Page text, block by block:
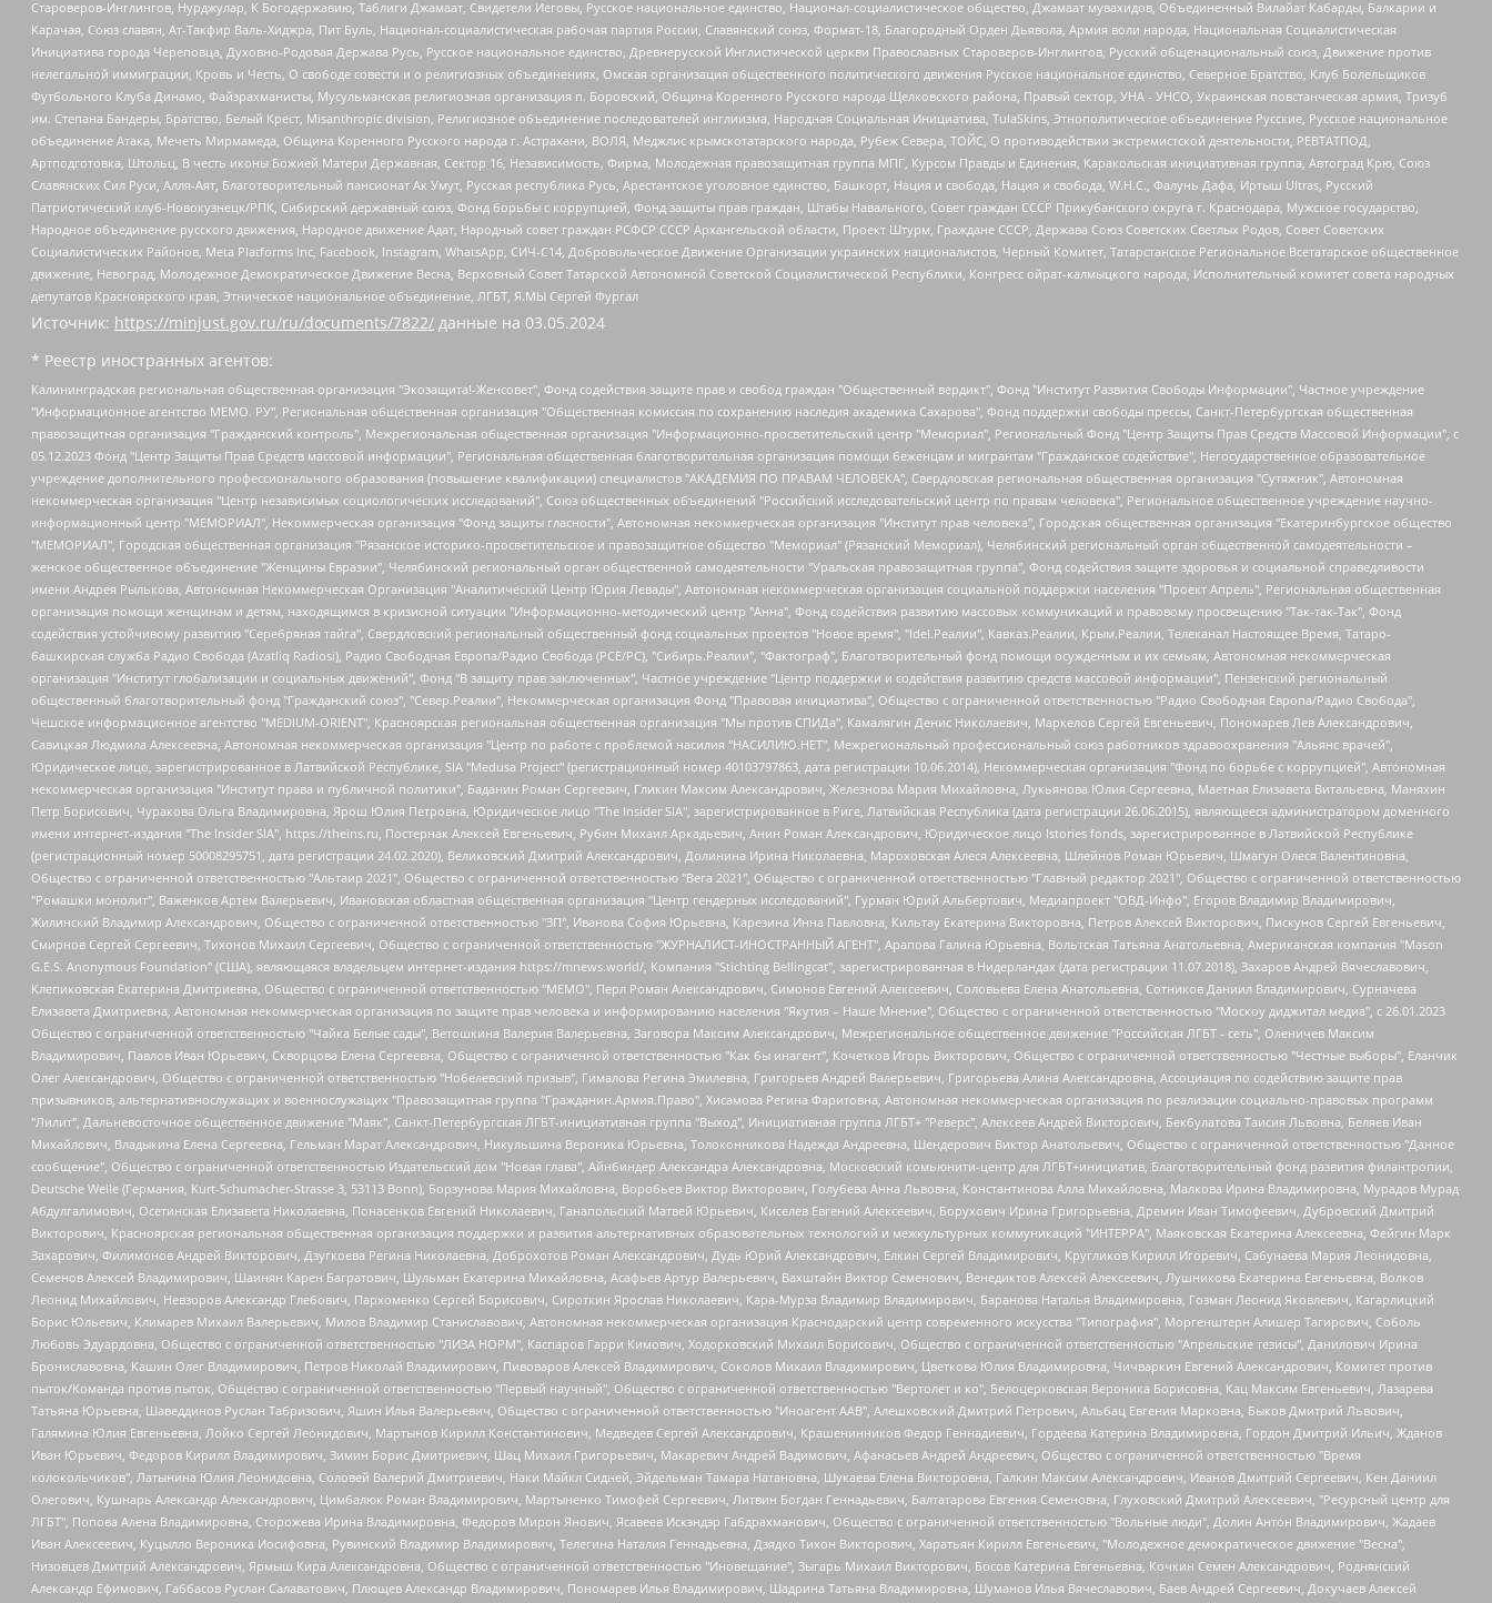
Староверов-Инглингов, Нурджулар, К Богодержавию, Таблиги Джамаат, Свидетели Иеговы, Русское национальное единство, Национал-социалистическое общество, Джамаат мувахидов, Объединенный Вилайат Кабарды, Балкарии и
Карачая, Союз славян, Ат-Такфир Валь-Хиджра, Пит Буль, Национал-социалистическая рабочая партия России, Славянский союз, Формат-18, Благородный Орден Дьявола, Армия воли народа, Национальная Социалистическая
Инициатива города Череповца, Духовно-Родовая Держава Русь, Русское национальное единство, Древнерусской Инглистической церкви Православных Староверов-Инглингов, Русский общенациональный союз, Движение против
нелегальной иммиграции, Кровь и Честь, О свободе совести и о религиозных объединениях, Омская организация общественного политического движения Русское национальное единство, Северное Братство, Клуб Болельщиков
Футбольного Клуба Динамо, Файзрахманисты, Мусульманская религиозная организация п. Боровский, Община Коренного Русского народа Щелковского района, Правый сектор, УНА - УНСО, Украинская повстанческая армия, Тризуб
им. Степана Бандеры, Братство, Белый Крест, Misanthropic division, Религиозное объединение последователей инглиизма, Народная Социальная Инициатива, TulaSkins, Этнополитическое объединение Русские, Русское национальное
объединение Атака, Мечеть Мирмамеда, Община Коренного Русского народа г. Астрахани, ВОЛЯ, Меджлис крымскотатарского народа, Рубеж Севера, ТОЙС, О противодействии экстремистской деятельности, РЕВТАТПОД,
Артподготовка, Штольц, В честь иконы Божией Матери Державная, Сектор 16, Независимость, Фирма, Молодежная правозащитная группа МПГ, Курсом Правды и Единения, Каракольская инициативная группа, Автоград Крю, Союз
Славянских Сил Руси, Алля-Аят, Благотворительный пансионат Ак Умут, Русская республика Русь, Арестантское уголовное единство, Башкорт, Нация и свобода, Нация и свобода, W.H.С., Фалунь Дафа, Иртыш Ultras, Русский
Патриотический клуб-Новокузнецк/РПК, Сибирский державный союз, Фонд борьбы с коррупцией, Фонд защиты прав граждан, Штабы Навального, Совет граждан СССР Прикубанского округа г. Краснодара, Мужское государство,
Народное объединение русского движения, Народное движение Адат, Народный совет граждан РСФСР СССР Архангельской области, Проект Штурм, Граждане СССР, Держава Союз Советских Светлых Родов, Совет Советских
Социалистических Районов, Meta Platforms Inc, Facebook, Instagram, WhatsApp, СИЧ-С14, Добровольческое Движение Организации украинских националистов, Черный Комитет, Татарстанское Региональное Всетатарское общественное
движение, Невоград, Молодежное Демократическое Движение Весна, Верховный Совет Татарской Автономной Советской Социалистической Республики, Конгресс ойрат-калмыцкого народа, Исполнительный комитет совета народных
депутатов Красноярского края, Этническое национальное объединение, ЛГБТ, Я.МЫ Сергей Фургал
Источник: https://minjust.gov.ru/ru/documents/7822/ данные на 03.05.2024
* Реестр иностранных агентов:
Калининградская региональная общественная организация "Экозащита!-Женсовет", Фонд содействия защите прав и свобод граждан "Общественный вердикт", Фонд "Институт Развития Свободы Информации", Частное учреждение "Информационное агентство МЕМО. РУ", Региональная общественная организация "Общественная комиссия по сохранению наследия академика Сахарова", Фонд поддержки свободы прессы, Санкт-Петербургская общественная правозащитная организация "Гражданский контроль", Межрегиональная общественная организация "Информационно-просветительский центр "Мемориал", Региональный Фонд "Центр Защиты Прав Средств Массовой Информации", с 05.12.2023 Фонд "Центр Защиты Прав Средств массовой информации", Региональная общественная благотворительная организация помощи беженцам и мигрантам "Гражданское содействие", Негосударственное образовательное учреждение дополнительного профессионального образования (повышение квалификации) специалистов "АКАДЕМИЯ ПО ПРАВАМ ЧЕЛОВЕКА", Свердловская региональная общественная организация "Сутяжник", Автономная некоммерческая организация "Центр независимых социологических исследований", Союз общественных объединений "Российский исследовательский центр по правам человека", Региональное общественное учреждение научно-информационный центр "МЕМОРИАЛ", Некоммерческая организация "Фонд защиты гласности", Автономная некоммерческая организация "Институт прав человека", Городская общественная организация "Екатеринбургское общество "МЕМОРИАЛ", Городская общественная организация "Рязанское историко-просветительское и правозащитное общество "Мемориал" (Рязанский Мемориал), Челябинский региональный орган общественной самодеятельности – женское общественное объединение "Женщины Евразии", Челябинский региональный орган общественной самодеятельности "Уральская правозащитная группа", Фонд содействия защите здоровья и социальной справедливости имени Андрея Рылькова, Автономная Некоммерческая Организация "Аналитический Центр Юрия Левады", Автономная некоммерческая организация социальной поддержки населения "Проект Апрель", Региональная общественная организация помощи женщинам и детям, находящимся в кризисной ситуации "Информационно-методический центр "Анна", Фонд содействия развитию массовых коммуникаций и правовому просвещению "Так-так-Так", Фонд содействия устойчивому развитию "Серебряная тайга", Свердловский региональный общественный фонд социальных проектов "Новое время", "Idel.Реалии", Кавказ.Реалии, Крым.Реалии, Телеканал Настоящее Время, Татаро-башкирская служба Радио Свобода (Azatliq Radiosi), Радио Свободная Европа/Радио Свобода (PCE/PC), "Сибирь.Реалии", "Фактограф", Благотворительный фонд помощи осужденным и их семьям, Автономная некоммерческая организация "Институт глобализации и социальных движений", Фонд "В защиту прав заключенных", Частное учреждение "Центр поддержки и содействия развитию средств массовой информации", Пензенский региональный общественный благотворительный фонд "Гражданский союз", "Север.Реалии", Некоммерческая организация Фонд "Правовая инициатива", Общество с ограниченной ответственностью "Радио Свободная Европа/Радио Свобода", Чешское информационное агентство "MEDIUM-ORIENT", Красноярская региональная общественная организация "Мы против СПИДа", Камалягин Денис Николаевич, Маркелов Сергей Евгеньевич, Пономарев Лев Александрович, Савицкая Людмила Алексеевна, Автономная некоммерческая организация "Центр по работе с проблемой насилия "НАСИЛИЮ.НЕТ", Межрегиональный профессиональный союз работников здравоохранения "Альянс врачей", Юридическое лицо, зарегистрированное в Латвийской Республике, SIA "Medusa Project" (регистрационный номер 40103797863, дата регистрации 10.06.2014), Некоммерческая организация "Фонд по борьбе с коррупцией", Автономная некоммерческая организация "Институт права и публичной политики", Баданин Роман Сергеевич, Гликин Максим Александрович, Железнова Мария Михайловна, Лукьянова Юлия Сергеевна, Маетная Елизавета Витальевна, Маняхин Петр Борисович, Чуракова Ольга Владимировна, Ярош Юлия Петровна, Юридическое лицо "The Insider SIA", зарегистрированное в Риге, Латвийская Республика (дата регистрации 26.06.2015), являющееся администратором доменного имени интернет-издания "The Insider SIA", https://theins.ru, Постернак Алексей Евгеньевич, Рубин Михаил Аркадьевич, Анин Роман Александрович, Юридическое лицо Istories fonds, зарегистрированное в Латвийской Республике (регистрационный номер 50008295751, дата регистрации 24.02.2020), Великовский Дмитрий Александрович, Долинина Ирина Николаевна, Мароховская Алеся Алексеевна, Шлейнов Роман Юрьевич, Шмагун Олеся Валентиновна, Общество с ограниченной ответственностью "Альтаир 2021", Общество с ограниченной ответственностью "Вега 2021", Общество с ограниченной ответственностью "Главный редактор 2021", Общество с ограниченной ответственностью "Ромашки монолит", Важенков Артем Валерьевич, Ивановская областная общественная организация "Центр гендерных исследований", Гурман Юрий Альбертович, Медиапроект "ОВД-Инфо", Егоров Владимир Владимирович, Жилинский Владимир Александрович, Общество с ограниченной ответственностью "ЗП", Иванова София Юрьевна, Карезина Инна Павловна, Кильтау Екатерина Викторовна, Петров Алексей Викторович, Пискунов Сергей Евгеньевич, Смирнов Сергей Сергеевич, Тихонов Михаил Сергеевич, Общество с ограниченной ответственностью "ЖУРНАЛИСТ-ИНОСТРАННЫЙ АГЕНТ", Арапова Галина Юрьевна, Вольтская Татьяна Анатольевна, Американская компания "Mason G.E.S. Anonymous Foundation" (США), являющаяся владельцем интернет-издания https://mnews.world/, Компания "Stichting Bellingcat", зарегистрированная в Нидерландах (дата регистрации 11.07.2018), Захаров Андрей Вячеславович, Клепиковская Екатерина Дмитриевна, Общество с ограниченной ответственностью "МЕМО", Перл Роман Александрович, Симонов Евгений Алексеевич, Соловьева Елена Анатольевна, Сотников Даниил Владимирович, Сурначева Елизавета Дмитриевна, Автономная некоммерческая организация по защите прав человека и информированию населения "Якутия – Наше Мнение", Общество с ограниченной ответственностью "Москоу диджитал медиа", с 26.01.2023 Общество с ограниченной ответственностью "Чайка Белые сады", Ветошкина Валерия Валерьевна, Заговора Максим Александрович, Межрегиональное общественное движение "Российская ЛГБТ - сеть", Оленичев Максим Владимирович, Павлов Иван Юрьевич, Скворцова Елена Сергеевна, Общество с ограниченной ответственностью "Как бы инагент", Кочетков Игорь Викторович, Общество с ограниченной ответственностью "Честные выборы", Еланчик Олег Александрович, Общество с ограниченной ответственностью "Нобелевский призыв", Гималова Регина Эмилевна, Григорьев Андрей Валерьевич, Григорьева Алина Александровна, Ассоциация по содействию защите прав призывников, альтернативнослужащих и военнослужащих "Правозащитная группа "Гражданин.Армия.Право", Хисамова Регина Фаритовна, Автономная некоммерческая организация по реализации социально-правовых программ "Лилит", Дальневосточное общественное движение "Маяк", Санкт-Петербургская ЛГБТ-инициативная группа "Выход", Инициативная группа ЛГБТ+ "Реверс", Алексеев Андрей Викторович, Бекбулатова Таисия Львовна, Беляев Иван Михайлович, Владыкина Елена Сергеевна, Гельман Марат Александрович, Никульшина Вероника Юрьевна, Толоконникова Надежда Андреевна, Шендерович Виктор Анатольевич, Общество с ограниченной ответственностью "Данное сообщение", Общество с ограниченной ответственностью Издательский дом "Новая глава", Айнбиндер Александра Александровна, Московский комьюнити-центр для ЛГБТ+инициатив, Благотворительный фонд развития филантропии, Deutsche Welle (Германия, Kurt-Schumacher-Strasse 3, 53113 Bonn), Борзунова Мария Михайловна, Воробьев Виктор Викторович, Голубева Анна Львовна, Константинова Алла Михайловна, Малкова Ирина Владимировна, Мурадов Мурад Абдулгалимович, Осетинская Елизавета Николаевна, Понасенков Евгений Николаевич, Ганапольский Матвей Юрьевич, Киселев Евгений Алексеевич, Борухович Ирина Григорьевна, Дремин Иван Тимофеевич, Дубровский Дмитрий Викторович, Красноярская региональная общественная организация поддержки и развития альтернативных образовательных технологий и межкультурных коммуникаций "ИНТЕРРА", Маяковская Екатерина Алексеевна, Фейгин Марк Захарович, Филимонов Андрей Викторович, Дзугкоева Регина Николаевна, Доброхотов Роман Александрович, Дудь Юрий Александрович, Елкин Сергей Владимирович, Кругликов Кирилл Игоревич, Сабунаева Мария Леонидовна, Семенов Алексей Владимирович, Шаинян Карен Багратович, Шульман Екатерина Михайловна, Асафьев Артур Валерьевич, Вахштайн Виктор Семенович, Венедиктов Алексей Алексеевич, Лушникова Екатерина Евгеньевна, Волков Леонид Михайлович, Невзоров Александр Глебович, Пархоменко Сергей Борисович, Сироткин Ярослав Николаевич, Кара-Мурза Владимир Владимирович, Баранова Наталья Владимировна, Гозман Леонид Яковлевич, Кагарлицкий Борис Юльевич, Климарев Михаил Валерьевич, Милов Владимир Станиславович, Автономная некоммерческая организация Краснодарский центр современного искусства "Типография", Моргенштерн Алишер Тагирович, Соболь Любовь Эдуардовна, Общество с ограниченной ответственностью "ЛИЗА НОРМ", Каспаров Гарри Кимович, Ходорковский Михаил Борисович, Общество с ограниченной ответственностью "Апрельские тезисы", Данилович Ирина Брониславовна, Кашин Олег Владимирович, Петров Николай Владимирович, Пивоваров Алексей Владимирович, Соколов Михаил Владимирович, Цветкова Юлия Владимировна, Чичваркин Евгений Александрович, Комитет против пыток/Команда против пыток, Общество с ограниченной ответственностью "Первый научный", Общество с ограниченной ответственностью "Вертолет и ко", Белоцерковская Вероника Борисовна, Кац Максим Евгеньевич, Лазарева Татьяна Юрьевна, Шаведдинов Руслан Табризович, Яшин Илья Валерьевич, Общество с ограниченной ответственностью "Иноагент ААВ", Алешковский Дмитрий Петрович, Альбац Евгения Марковна, Быков Дмитрий Львович, Галямина Юлия Евгеньевна, Лойко Сергей Леонидович, Мартынов Кирилл Константинович, Медведев Сергей Александрович, Крашенинников Федор Геннадиевич, Гордеева Катерина Вл